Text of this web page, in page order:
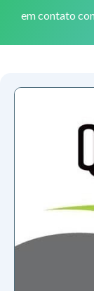
em contato